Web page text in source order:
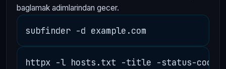
baglamak adimlarindan gecer.